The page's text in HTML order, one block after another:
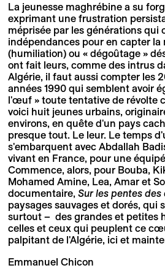
La jeunesse maghrébine a su
exprimant une frustration
méprisée par les générations qui
indépendances pour en capter la
(humiliation) ou « dégoûtage »
ont fait leurs, comme des intrus
Algérie, il faut aussi compter les
années 1990 qui semblent avoir
l'œuf » toute tentative de révolte
voici huit jeunes urbains,
environs, en quête d'un pays
presque tout. Le leur. Le temps
s'embarquent avec Abdallah
vivant en France, pour une
Commence, alors, pour Bouba,
Mohamed Amine, Lea, Amar et
documentaire, Sur les pentes des
paysages sauvages et dorés, qui
surtout – des grandes et petites
celles et ceux qui peuplent ce
palpitant de l'Algérie, ici et
Emmanuel Chicon